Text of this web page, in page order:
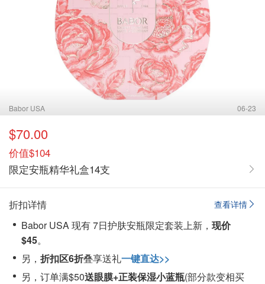
Babor USA 06-23
$70.00
价值$104
限定安瓶精华礼盒14支
查看详情
折扣详情
Babor USA 现有 7日护肤安瓶限定套装上新， 现价
$45。
另， 折扣区6折叠享送礼一键直达>>
另，订单满$50送眼膜+正装保湿小蓝瓶(部分款变相买